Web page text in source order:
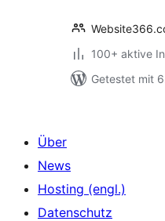
100+ aktive
Getestet mit
Über
News
Hosting (engl.)
Datenschutz